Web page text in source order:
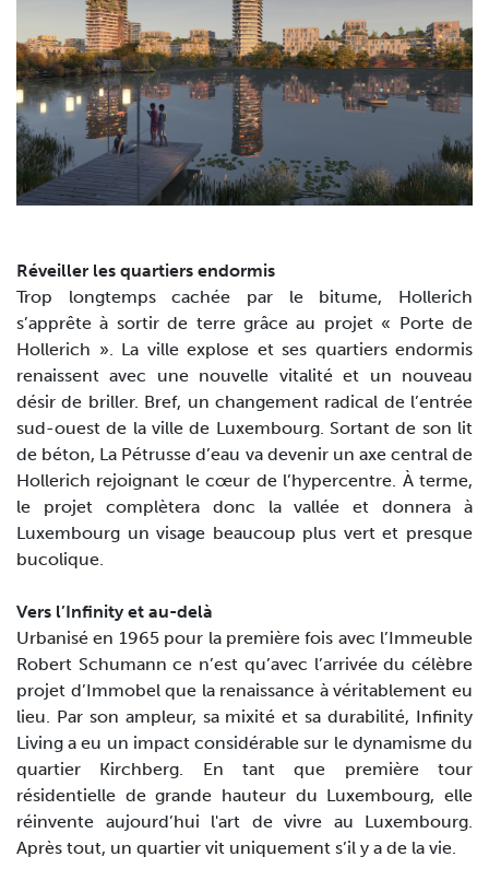
Réveiller les quartiers endormis
Trop longtemps cachée par le bitume, Hollerich
s’apprête à sortir de terre grâce au projet « Porte de
Hollerich ». La ville explose et ses quartiers endormis
renaissent avec une nouvelle vitalité et un nouveau
désir de briller. Bref, un changement radical de l’entrée
sud-ouest de la ville de Luxembourg. Sortant de son lit
de béton, La Pétrusse d’eau va devenir un axe central de
Hollerich rejoignant le cœur de l’hypercentre. À terme,
le projet complètera donc la vallée et donnera à
Luxembourg un visage beaucoup plus vert et presque
bucolique.
Vers l’Infinity et au-delà
Urbanisé en 1965 pour la première fois avec l’Immeuble
Robert Schumann ce n’est qu’avec l’arrivée du célèbre
projet d’Immobel que la renaissance à véritablement eu
lieu. Par son ampleur, sa mixité et sa durabilité, Infinity
Living a eu un impact considérable sur le dynamisme du
quartier Kirchberg. En tant que première tour
résidentielle de grande hauteur du Luxembourg, elle
réinvente aujourd’hui l'art de vivre au Luxembourg.
Après tout, un quartier vit uniquement s’il y a de la vie.